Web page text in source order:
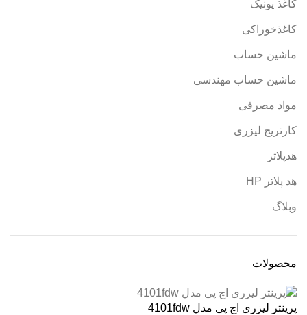
کاغذ یونیک
کاغذخوراکی
ماشین حساب
ماشین حساب مهندسی
مواد مصرفی
کارتریج لیزری
هدپلاتر
هد پلاتر HP
وبلاگ
محصولات
پرینتر لیزری اچ پی مدل 4101fdw